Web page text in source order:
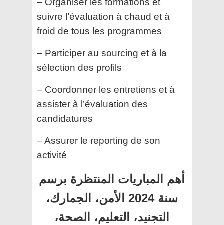
suivre l’évaluation à chaud et à
froid de tous les programmes
– Participer au sourcing et à la
sélection des profils
– Coordonner les entretiens et à
assister à l’évaluation des
candidatures
– Assurer le reporting de son
activité
أهم المباريات المنتظرة برسم
سنة 2024 الأمن، الجمارك،
التجنيد، التعليم، الصحة،